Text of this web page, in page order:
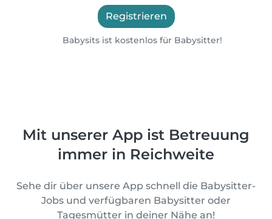
Registrieren
Babysits ist kostenlos für Babysitter!
Mit unserer App ist Betreuung
immer in Reichweite
Sehe dir über unsere App schnell die Babysitter-
Jobs und verfügbaren Babysitter oder
Tagesmütter in deiner Nähe an!